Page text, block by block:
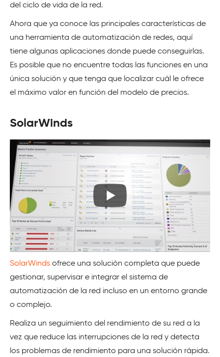
del ciclo de vida de la red.
Ahora que ya conoce las principales características de
una herramienta de automatización de redes, aquí
tiene algunas aplicaciones donde puede conseguirlas.
Es posible que no encuentre todas las funciones en una
única solución y que tenga que localizar cuál le ofrece
el máximo valor en función del modelo de precios.
SolarWinds
SolarWinds ofrece una solución completa que puede
gestionar, supervisar e integrar el sistema de
automatización de la red incluso en un entorno grande
o complejo.
Realiza un seguimiento del rendimiento de su red a la
vez que reduce las interrupciones de la red y detecta
los problemas de rendimiento para una solución rápida.